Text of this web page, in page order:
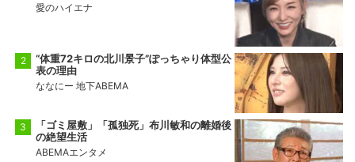
愛のハイエナ
“体重72キロの北川景子”ぽっちゃり体型公
表の理由
ななにー 地下ABEMA
「ゴミ屋敷」「孤独死」布川敏和の離婚後
の絶望生活
ABEMAエンタメ